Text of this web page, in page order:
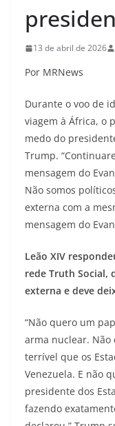
13 de abril de 2026
Por MRNews
Durante o voo de
viagem à África, o
medo do
Trump.
mensagem do
Não somos
externa com a
mensagem do
Leão XIV
rede Truth Social,
externa e deve
“Não quero um
arma nuclear.
terrível que os
Venezuela. E não
presidente dos
fazendo